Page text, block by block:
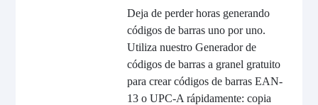
Deja de perder horas generando
códigos de barras uno por uno.
Utiliza nuestro Generador de
códigos de barras a granel gratuito
para crear códigos de barras EAN-
13 o UPC-A rápidamente: copia